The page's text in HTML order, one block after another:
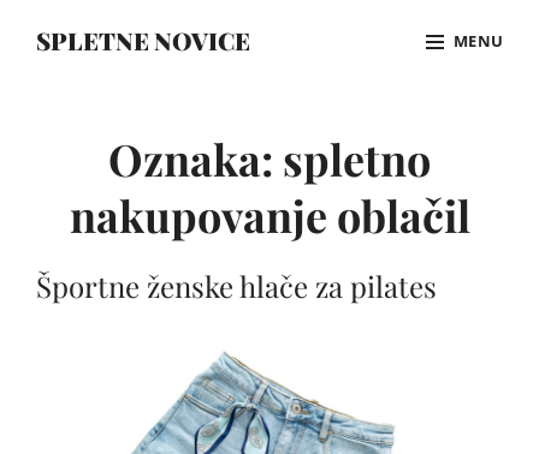
SPLETNE NOVICE MENU
Oznaka: spletno
nakupovanje oblačil
Športne ženske hlače za pilates